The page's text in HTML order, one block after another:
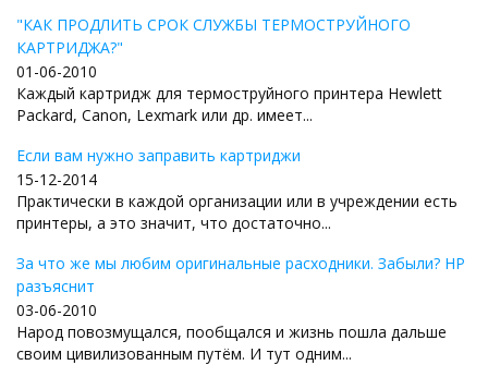
"КАК ПРОДЛИТЬ СРОК СЛУЖБЫ ТЕРМОСТРУЙНОГО
КАРТРИДЖА?"
01-06-2010
Каждый картридж для термоструйного принтера Hewlett
Packard, Canon, Lexmark или др. имеет...
Если вам нужно заправить картриджи
15-12-2014
Практически в каждой организации или в учреждении есть
принтеры, а это значит, что достаточно...
За что же мы любим оригинальные расходники. Забыли? HP
разъяснит
03-06-2010
Народ повозмущался, пообщался и жизнь пошла дальше
своим цивилизованным путём. И тут одним...